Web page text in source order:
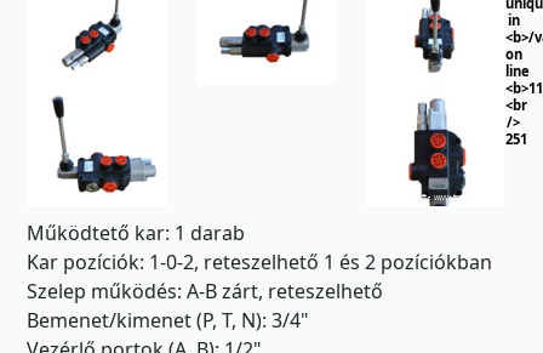
in
<b>/
on
line
<br
/>
251
Működtető kar: 1 darab
Kar pozíciók: 1-0-2, reteszelhető 1 és 2 pozíciókban
Szelep működés: A-B zárt, reteszelhető
Bemenet/kimenet (P, T, N): 3/4"